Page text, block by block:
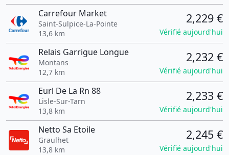
Carrefour Market
Saint-Sulpice-La-Pointe
13,6 km
2,229 €
Vérifié aujourd'hui
Relais Garrigue Longue
Montans
12,7 km
2,232 €
Vérifié aujourd'hui
Eurl De La Rn 88
Lisle-Sur-Tarn
13,8 km
2,233 €
Vérifié aujourd'hui
Netto Sa Etoile
Graulhet
13,8 km
2,245 €
Vérifié aujourd'hui